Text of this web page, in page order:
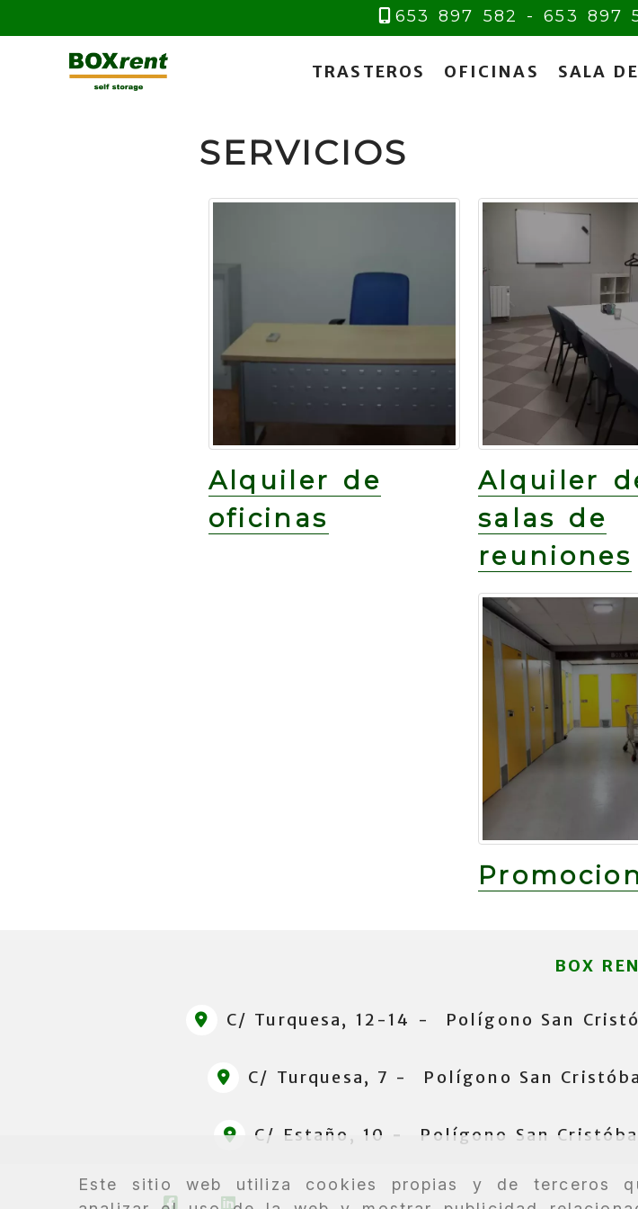
Este sitio web utiliza cookies propias y de terceros
653 897 582 - 653 897
TRASTEROS OFICINAS SALA
SERVICIOS
Alquiler de
oficinas
Alquiler
salas de
reuniones
BOX
C/ Turquesa, 12-14 - Polígono San
C/ Turquesa, 7 - Polígono San
C/ Estaño, 10 - Polígono San